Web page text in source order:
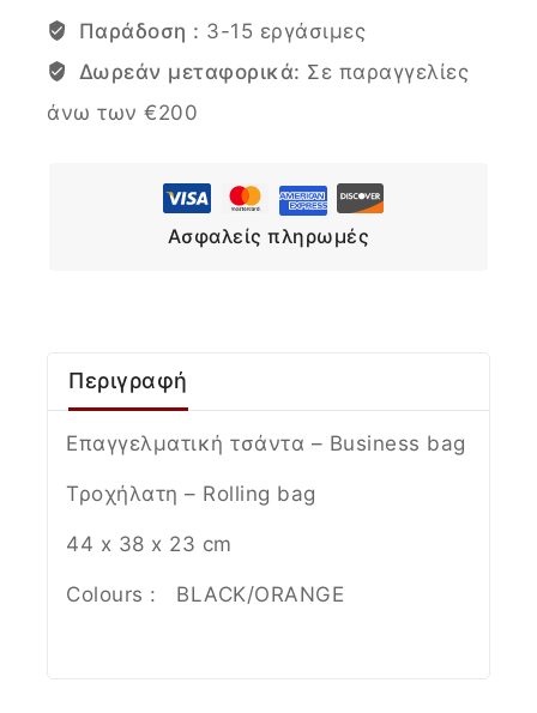
Παράδοση : 3-15 εργάσιμες
Δωρεάν μεταφορικά: Σε παραγγελίες
άνω των €200
Ασφαλείς πληρωμές
Περιγραφή
Επαγγελματική τσάντα – Βusiness bag
Τροχήλατη – Rolling bag
44 x 38 x 23 cm
Colours : BLACK/ORANGE